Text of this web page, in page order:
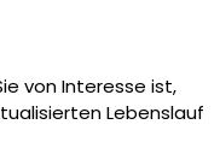
von Interesse ist,
Lebenslauf